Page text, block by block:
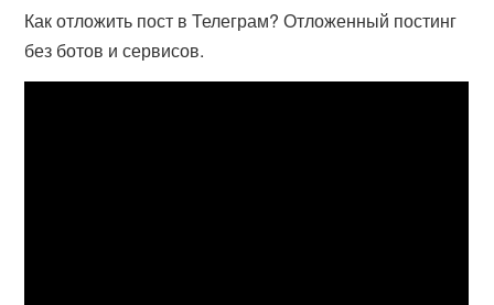
Как отложить пост в Телеграм? Отложенный постинг
без ботов и сервисов.